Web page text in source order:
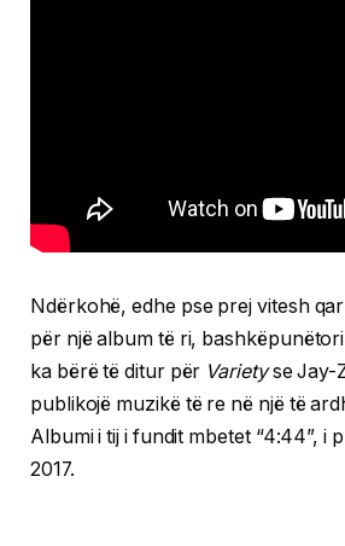
Ndërkohë, edhe pse prej vitesh
për një album të ri, bashkëpunëtori
ka bërë të ditur për Varietyse Jay-
publikojë muzikë të re në një të
Albumi i tij i fundit mbetet “4:44”, i
2017.